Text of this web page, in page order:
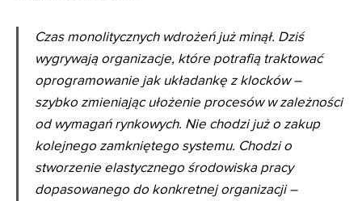
Czas monolitycznych wdrożeń już minął. Dziś
wygrywają organizacje, które potrafią traktować
oprogramowanie jak układankę z klocków –
szybko zmieniając ułożenie procesów w zależności
od wymagań rynkowych. Nie chodzi już o zakup
kolejnego zamkniętego systemu. Chodzi o
stworzenie elastycznego środowiska pracy
dopasowanego do konkretnej organizacji –